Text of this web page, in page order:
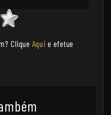
Clique Aqui e efetue